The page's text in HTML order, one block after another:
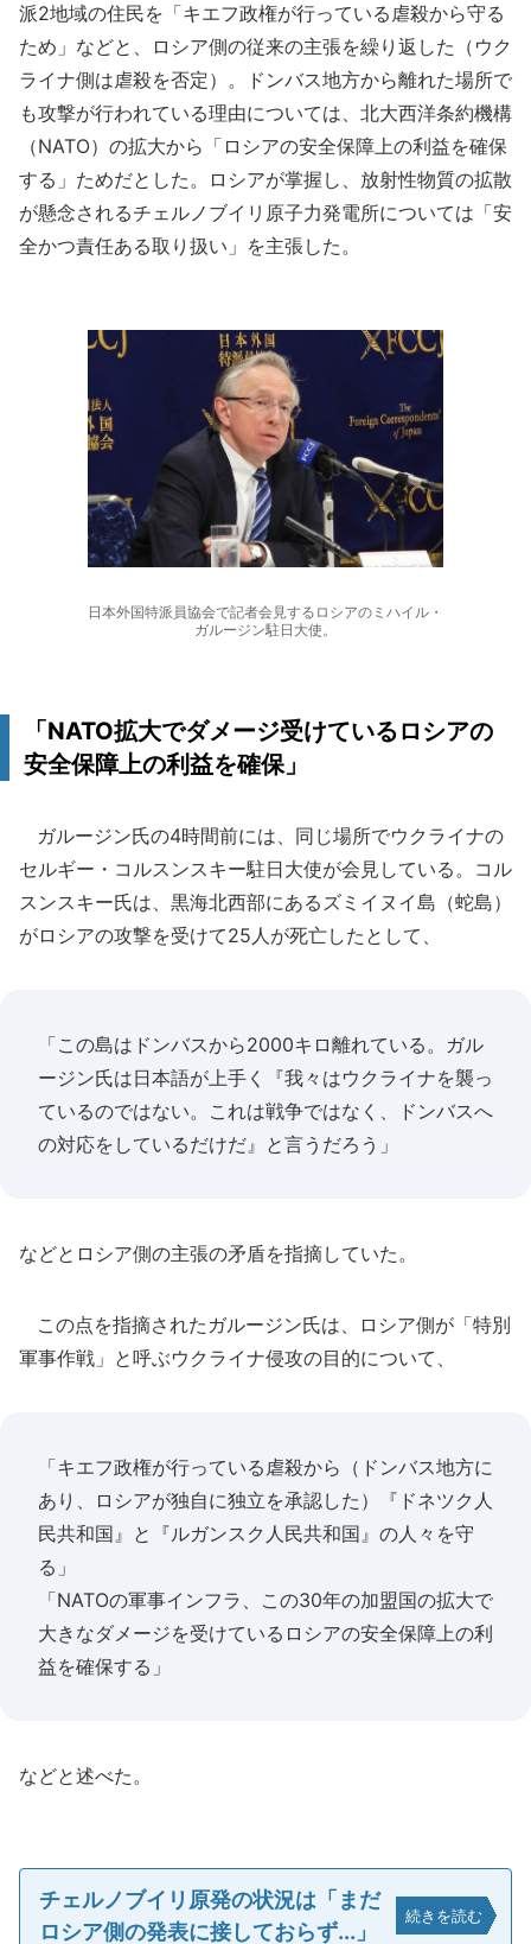
派2地域の住民を「キエフ政権が行っている虐殺から守る
ため」などと、ロシア側の従来の主張を繰り返した（ウク
ライナ側は虐殺を否定）。ドンバス地方から離れた場所で
も攻撃が行われている理由については、北大西洋条約機構
（NATO）の拡大から「ロシアの安全保障上の利益を確保
する」ためだとした。ロシアが掌握し、放射性物質の拡散
が懸念されるチェルノブイリ原子力発電所については「安
全かつ責任ある取り扱い」を主張した。
日本外国特派員協会で記者会見するロシアのミハイル・
ガルージン駐日大使。
「NATO拡大でダメージ受けているロシアの
安全保障上の利益を確保」
ガルージン氏の4時間前には、同じ場所でウクライナの
セルギー・コルスンスキー駐日大使が会見している。コル
スンスキー氏は、黒海北西部にあるズミイヌイ島（蛇島）
がロシアの攻撃を受けて25人が死亡したとして、
「この島はドンバスから2000キロ離れている。ガル
ージン氏は日本語が上手く『我々はウクライナを襲っ
ているのではない。これは戦争ではなく、ドンバスへ
の対応をしているだけだ』と言うだろう」
などとロシア側の主張の矛盾を指摘していた。
この点を指摘されたガルージン氏は、ロシア側が「特別
軍事作戦」と呼ぶウクライナ侵攻の目的について、
「キエフ政権が行っている虐殺から（ドンバス地方に
あり、ロシアが独自に独立を承認した）『ドネツク人
民共和国』と『ルガンスク人民共和国』の人々を守
る」
「NATOの軍事インフラ、この30年の加盟国の拡大で
大きなダメージを受けているロシアの安全保障上の利
益を確保する」
などと述べた。
チェルノブイリ原発の状況は「まだ
ロシア側の発表に接しておらず...」
続きを読む